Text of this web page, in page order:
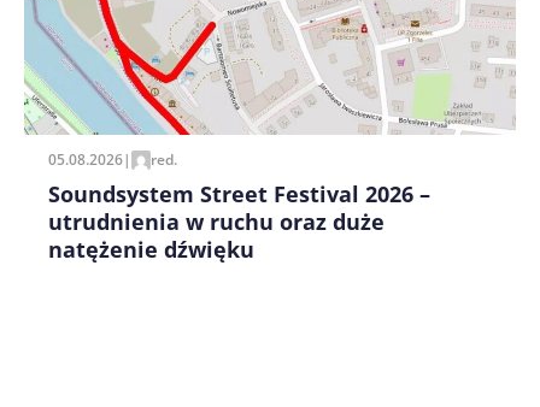
Zapamiętaj moje dane w tej przeglądarce podczas
pisania kolejnych komentarzy.
05.08.2026| red.
Soundsystem Street Festival 2026 –
utrudnienia w ruchu oraz duże
natężenie dźwięku